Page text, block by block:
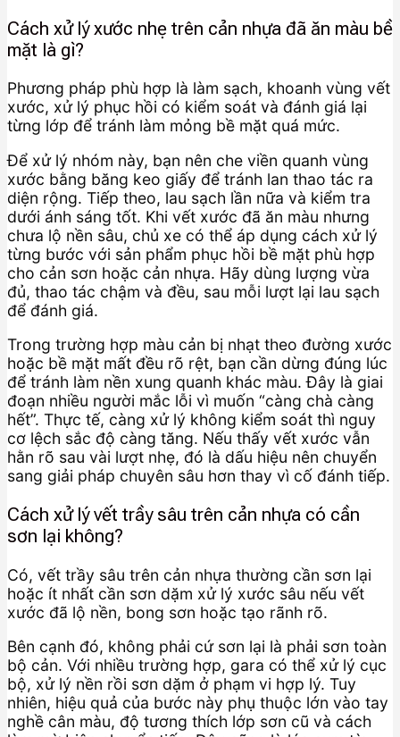
Cách xử lý xước nhẹ trên cản nhựa đã ăn màu bề
mặt là gì?
Phương pháp phù hợp là làm sạch, khoanh vùng vết
xước, xử lý phục hồi có kiểm soát và đánh giá lại
từng lớp để tránh làm mỏng bề mặt quá mức.
Để xử lý nhóm này, bạn nên che viền quanh vùng
xước bằng băng keo giấy để tránh lan thao tác ra
diện rộng. Tiếp theo, lau sạch lần nữa và kiểm tra
dưới ánh sáng tốt. Khi vết xước đã ăn màu nhưng
chưa lộ nền sâu, chủ xe có thể áp dụng cách xử lý
từng bước với sản phẩm phục hồi bề mặt phù hợp
cho cản sơn hoặc cản nhựa. Hãy dùng lượng vừa
đủ, thao tác chậm và đều, sau mỗi lượt lại lau sạch
để đánh giá.
Trong trường hợp màu cản bị nhạt theo đường xước
hoặc bề mặt mất đều rõ rệt, bạn cần dừng đúng lúc
để tránh làm nền xung quanh khác màu. Đây là giai
đoạn nhiều người mắc lỗi vì muốn “càng chà càng
hết”. Thực tế, càng xử lý không kiểm soát thì nguy
cơ lệch sắc độ càng tăng. Nếu thấy vết xước vẫn
hằn rõ sau vài lượt nhẹ, đó là dấu hiệu nên chuyển
sang giải pháp chuyên sâu hơn thay vì cố đánh tiếp.
Cách xử lý vết trầy sâu trên cản nhựa có cần
sơn lại không?
Có, vết trầy sâu trên cản nhựa thường cần sơn lại
hoặc ít nhất cần sơn dặm xử lý xước sâu nếu vết
xước đã lộ nền, bong sơn hoặc tạo rãnh rõ.
Bên cạnh đó, không phải cứ sơn lại là phải sơn toàn
bộ cản. Với nhiều trường hợp, gara có thể xử lý cục
bộ, xử lý nền rồi sơn dặm ở phạm vi hợp lý. Tuy
nhiên, hiệu quả của bước này phụ thuộc lớn vào tay
nghề cân màu, độ tương thích lớp sơn cũ và cách